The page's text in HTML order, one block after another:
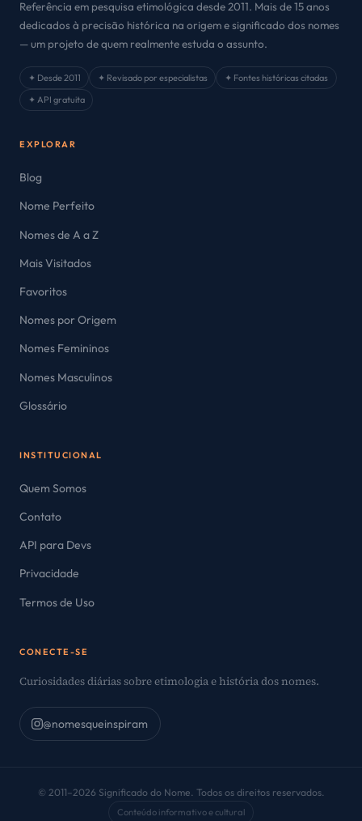
Referência em pesquisa etimológica desde 2011. Mais de 15 anos
dedicados à precisão histórica na origem e significado dos nomes
— um projeto de quem realmente estuda o assunto.
✦ Desde 2011 ✦ Revisado por especialistas
✦ Fontes históricas citadas
✦ API gratuita
EXPLORAR
Blog
Nome Perfeito
Nomes de A a Z
Mais Visitados
Favoritos
Nomes por Origem
Nomes Femininos
Nomes Masculinos
Glossário
INSTITUCIONAL
Quem Somos
Contato
API para Devs
Privacidade
Termos de Uso
CONECTE-SE
Curiosidades diárias sobre etimologia e história dos nomes.
@nomesqueinspiram
© 2011–2026 Significado do Nome. Todos os direitos reservados.
Conteúdo informativo e cultural